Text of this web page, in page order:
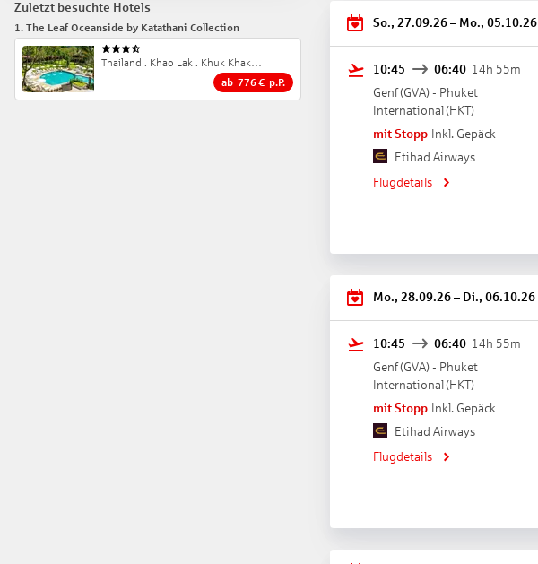
So., 27.09.26 – Mo., 05.10.26
10:45 06:40 14h 55m
Genf(GVA) - Phuket
International (HKT)
mit Stopp Inkl. Gepäck
Etihad Airways
Flugdetails
Mo., 28.09.26 – Di., 06.10.26
10:45 06:40 14h 55m
Genf(GVA) - Phuket
International (HKT)
mit Stopp Inkl. Gepäck
Etihad Airways
Flugdetails
Zuletzt besuchte Hotels
1. The Leaf Oceanside by Katathani Collection
3.5
Thailand . Khao Lak . Khuk Khak Beach
ab 776€ p.P.